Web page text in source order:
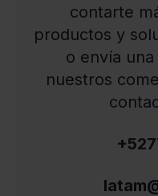
contarte
productos y
o envía
nuestros